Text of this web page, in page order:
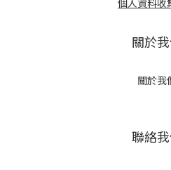
個人資料收
關於
關於我
聯絡